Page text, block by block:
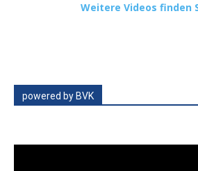
Weitere Videos finden
powered by BVK